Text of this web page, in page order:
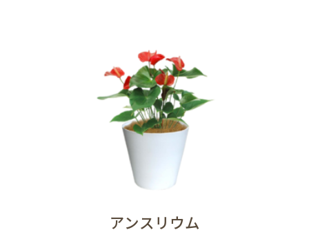
アンスリウム